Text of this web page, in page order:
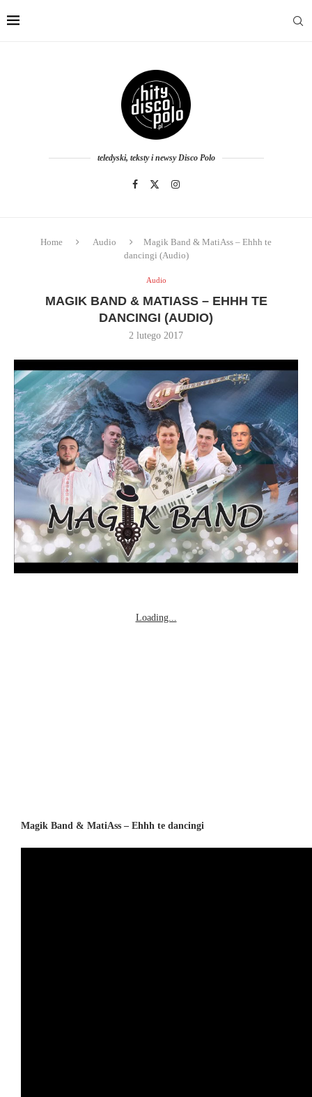
teledyski, teksty i newsy Disco Polo
Home Audio
Magik Band & MatiAss – Ehhh te
dancingi (Audio)
Audio
MAGIK BAND & MATIASS – EHHH TE
DANCINGI (AUDIO)
2 lutego 2017
Loading...
Magik Band & MatiAss – Ehhh te dancingi